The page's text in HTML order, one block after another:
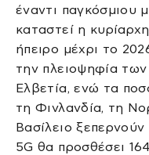
έναντι παγκόσμιου
καταστεί η
ήπειρο μέχρι το
την πλειοψηφία
Ελβετία, ενώ τα
τη Φινλανδία, τη
Βασίλειο
5G θα προσθέσει